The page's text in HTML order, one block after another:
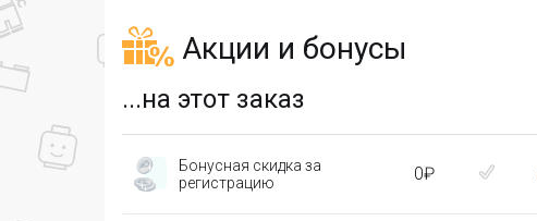
Акции и бонусы
...на этот заказ
Бонусная скидка за
регистрацию
0₽